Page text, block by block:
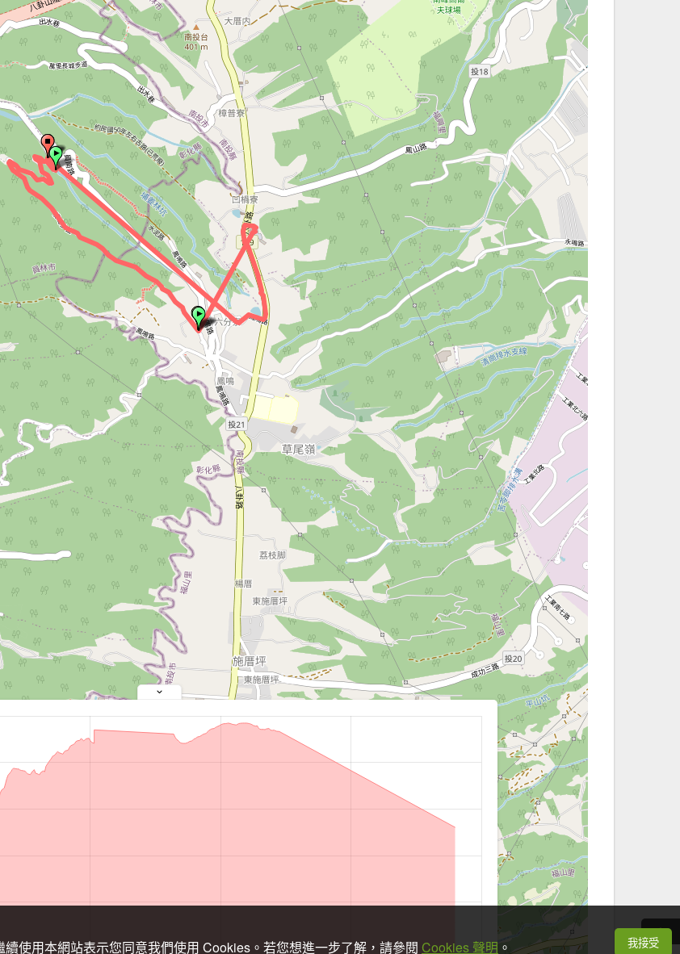
使用本網站表示您同意我們使用 Cookies。若您想進一步了解，請參閱 Cookies 聲明 。 我接受